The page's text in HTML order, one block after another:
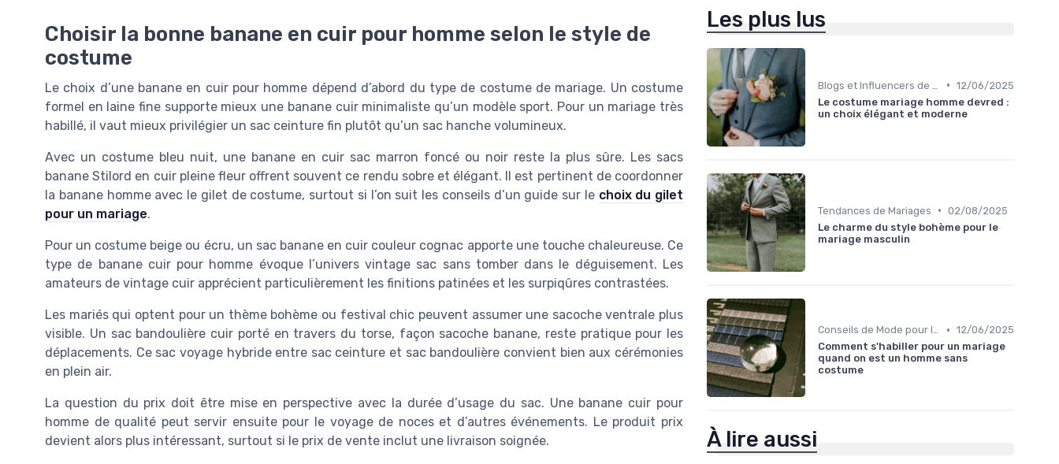
Choisir la bonne banane en cuir pour homme selon le style de
costume
Le choix d’une banane en cuir pour homme dépend d’abord du type de costume de mariage. Un costume
formel en laine fine supporte mieux une banane cuir minimaliste qu’un modèle sport. Pour un mariage très
habillé, il vaut mieux privilégier un sac ceinture fin plutôt qu’un sac hanche volumineux.
Avec un costume bleu nuit, une banane en cuir sac marron foncé ou noir reste la plus sûre. Les sacs
banane Stilord en cuir pleine fleur offrent souvent ce rendu sobre et élégant. Il est pertinent de coordonner
la banane homme avec le gilet de costume, surtout si l’on suit les conseils d’un guide sur le choix du gilet
pour un mariage.
Pour un costume beige ou écru, un sac banane en cuir couleur cognac apporte une touche chaleureuse. Ce
type de banane cuir pour homme évoque l’univers vintage sac sans tomber dans le déguisement. Les
amateurs de vintage cuir apprécient particulièrement les finitions patinées et les surpiqûres contrastées.
Les mariés qui optent pour un thème bohème ou festival chic peuvent assumer une sacoche ventrale plus
visible. Un sac bandoulière cuir porté en travers du torse, façon sacoche banane, reste pratique pour les
déplacements. Ce sac voyage hybride entre sac ceinture et sac bandoulière convient bien aux cérémonies
en plein air.
La question du prix doit être mise en perspective avec la durée d’usage du sac. Une banane cuir pour
homme de qualité peut servir ensuite pour le voyage de noces et d’autres événements. Le produit prix
devient alors plus intéressant, surtout si le prix de vente inclut une livraison soignée.
Les plus lus
• 12/06/2025
Le costume mariage homme devred :
un choix élégant et moderne
Tendances de Mariages • 02/08/2025
Le charme du style bohème pour le
mariage masculin
Conseils de Mode pour le Marié • 12/06/2025
Comment s'habiller pour un mariage
quand on est un homme sans
costume
À lire aussi